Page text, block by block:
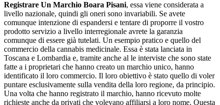
Registrare Un Marchio Boara Pisani, essa viene considerata a
livello nazionale, quindi gli oneri sono invariabili. Se avete
comunque intenzione di espandersi e tentare di proporre il vostro
prodotto servizio a livello interregionale avrete la garanzia
comunque di essere già tutelati. Un esempio pratico e quello del
commercio della cannabis medicinale. Essa è stata lanciata in
Toscana e Lombardia e, tramite anche al le interviste che sono state
fatte a i proprietari che hanno creato un marchio unico, hanno
identificato il loro commercio. Il loro obiettivo è stato quello di voler
puntare esclusivamente sulla vendita della loro regione, da principio.
Una volta che hanno registrato il marchio, hanno ricevuto molte
richieste anche da privati che volevano affiliarsi a loro nome. Questa